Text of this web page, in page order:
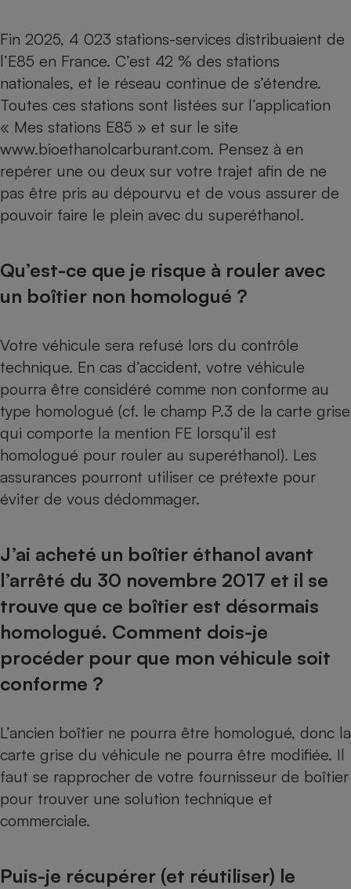
Fin 2025, 4 023 stations-services distribuaient de
l’E85 en France. C’est 42 % des stations
nationales, et le réseau continue de s’étendre.
Toutes ces stations sont listées sur l’application
« Mes stations E85 » et sur le site
www.bioethanolcarburant.com. Pensez à en
repérer une ou deux sur votre trajet afin de ne
pas être pris au dépourvu et de vous assurer de
pouvoir faire le plein avec du superéthanol.
Qu’est-ce que je risque à rouler avec
un boîtier non homologué ?
Votre véhicule sera refusé lors du contrôle
technique. En cas d’accident, votre véhicule
pourra être considéré comme non conforme au
type homologué (cf. le champ P.3 de la carte grise
qui comporte la mention FE lorsqu’il est
homologué pour rouler au superéthanol). Les
assurances pourront utiliser ce prétexte pour
éviter de vous dédommager.
J’ai acheté un boîtier éthanol avant
l’arrêté du 30 novembre 2017 et il se
trouve que ce boîtier est désormais
homologué. Comment dois-je
procéder pour que mon véhicule soit
conforme ?
L’ancien boîtier ne pourra être homologué, donc la
carte grise du véhicule ne pourra être modifiée. Il
faut se rapprocher de votre fournisseur de boîtier
pour trouver une solution technique et
commerciale.
Puis-je récupérer (et réutiliser) le